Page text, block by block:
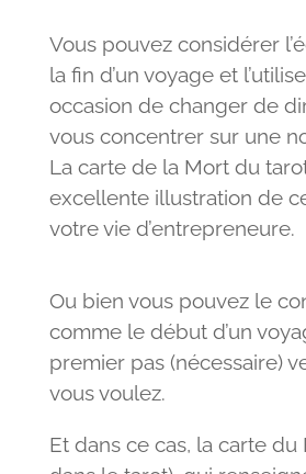
Vous pouvez considérer
la fin d’un voyage et
occasion de changer de
vous concentrer sur une
La carte de la Mort du
excellente illustration de
votre vie d’entrepreneure.
Ou bien vous pouvez le
comme le début d’un
premier pas (nécessaire)
vous voulez.
Et dans ce cas, la carte du